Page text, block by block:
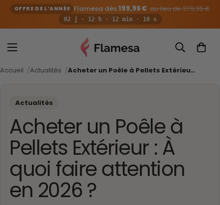
OFFRE DE L’ANNÉE Flamesa dès199,95 € au lieu de 379,95 €
02 j · 12 h · 12 min · 09 s
Accueil Actualités Acheter un Poêle à Pellets Extérieur : À quoi faire attention en 2026 ?
Actualités
Acheter un Poêle à
Pellets Extérieur : À
quoi faire attention
en 2026 ?